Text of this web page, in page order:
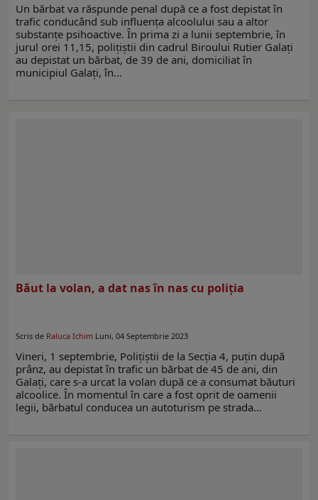
Un bărbat va răspunde penal după ce a fost depistat în
trafic conducând sub influența alcoolului sau a altor
substanțe psihoactive. În prima zi a lunii septembrie, în
jurul orei 11,15, polițiștii din cadrul Biroului Rutier Galați
au depistat un bărbat, de 39 de ani, domiciliat în
municipiul Galați, în…
Băut la volan, a dat nas în nas cu poliția
Scris de Raluca Ichim Luni, 04 Septembrie 2023
Vineri, 1 septembrie, Polițiștii de la Secția 4, puțin după
prânz, au depistat în trafic un bărbat de 45 de ani, din
Galați, care s-a urcat la volan după ce a consumat băuturi
alcoolice. În momentul în care a fost oprit de oamenii
legii, bărbatul conducea un autoturism pe strada…